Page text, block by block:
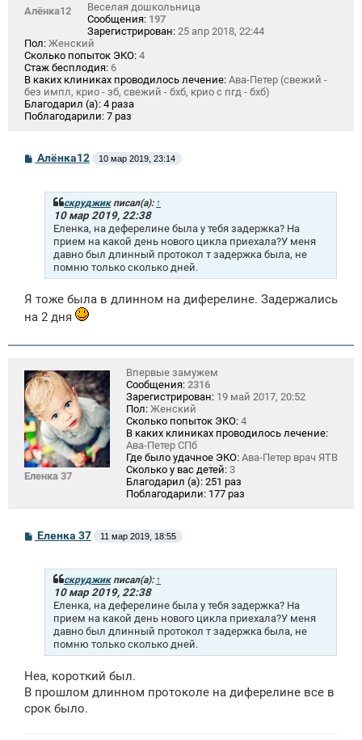
Алёнка12
Веселая дошкольница
Сообщения: 197
Зарегистрирован: 25 апр 2018, 22:44
Пол: Женский
Сколько попыток ЭКО: 4
Стаж бесплодия: 6
В каких клиниках проводилось лечение: Ава-Петер (свежий -
без импл, крио - зб, свежий - бхб, крио с пгд - бхб)
Благодарил (а): 4 раза
Поблагодарили: 7 раз
С
Алёнка12 10 мар 2019, 23:14
скруджикписал(а): ↑
10 мар 2019, 22:38
Еленка, на деферелине была у тебя задержка? На
прием на какой день нового цикла приехала?У меня
давно был длинный протокол т задержка была, не
помню только сколько дней.
Я тоже была в длинном на диферелине. Задержались
на 2 дня
Еленка 37
Впервые замужем
Сообщения: 2316
Зарегистрирован: 19 май 2017, 20:52
Пол: Женский
Сколько попыток ЭКО: 4
В каких клиниках проводилось лечение:
Ава-Петер СПб
Где было удачное ЭКО: Ава-Петер врач ЯТВ
Сколько у вас детей: 3
Благодарил (а): 251 раз
Поблагодарили: 177 раз
С
о
Еленка 37 11 мар 2019, 18:55
скруджикписал(а): ↑
10 мар 2019, 22:38
Еленка, на деферелине была у тебя задержка? На
прием на какой день нового цикла приехала?У меня
давно был длинный протокол т задержка была, не
помню только сколько дней.
Неа, короткий был.
В прошлом длинном протоколе на диферелине все в
срок было.